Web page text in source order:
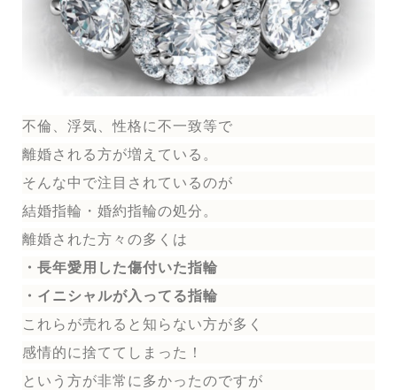
不倫、浮気、性格に不一致等で
離婚される方が増えている。
そんな中で注目されているのが
結婚指輪 ・婚約指輪の処分。
離婚された方々の多くは
・長年愛用した傷付いた指輪
・イニシャルが入ってる指輪
これらが売れると知らない方が多く
感情的に捨ててしまった！
という方が非常に多かったのですが